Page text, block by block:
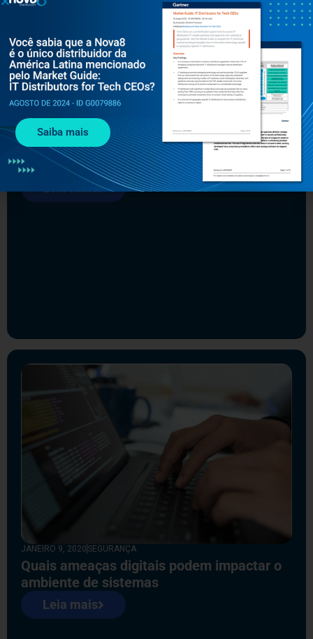
Secure Coding Virtual Summit aborda os
principais assuntos relacionados a
segurança em código
Leia mais
JANEIRO 9, 2020 SEGURANÇA
Quais ameaças digitais podem impactar o
ambiente de sistemas
Leia mais
Saiba mais